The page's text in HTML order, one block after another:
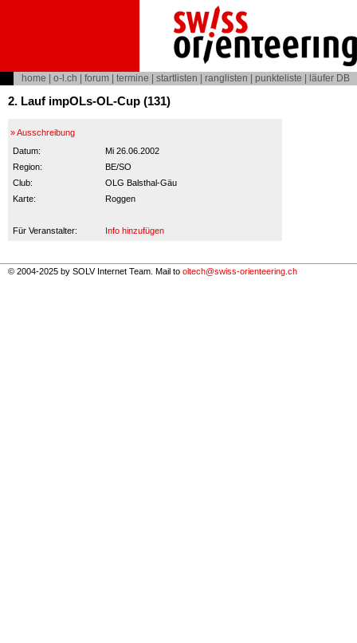
home o-l.ch forum termine startlisten ranglisten punkteliste läufer DB
2. Lauf impOLs-OL-Cup (131)
» Ausschreibung
Datum:
Mi 26.06.2002
Region:
BE/SO
Club:
OLG Balsthal-Gäu
Karte:
Roggen
Für Veranstalter: Info hinzufügen
© 2004-2025 by SOLV Internet Team. Mail to oltech@swiss-orienteering.ch